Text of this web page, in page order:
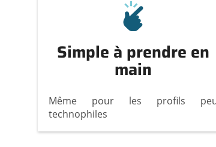
Simple à prendre en
main
Même pour les profils
technophiles